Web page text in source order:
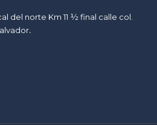
del norte Km 11 ½ final calle col.
.